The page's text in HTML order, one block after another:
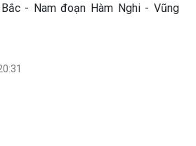
- Nam đoạn Hàm Nghi - Vũng